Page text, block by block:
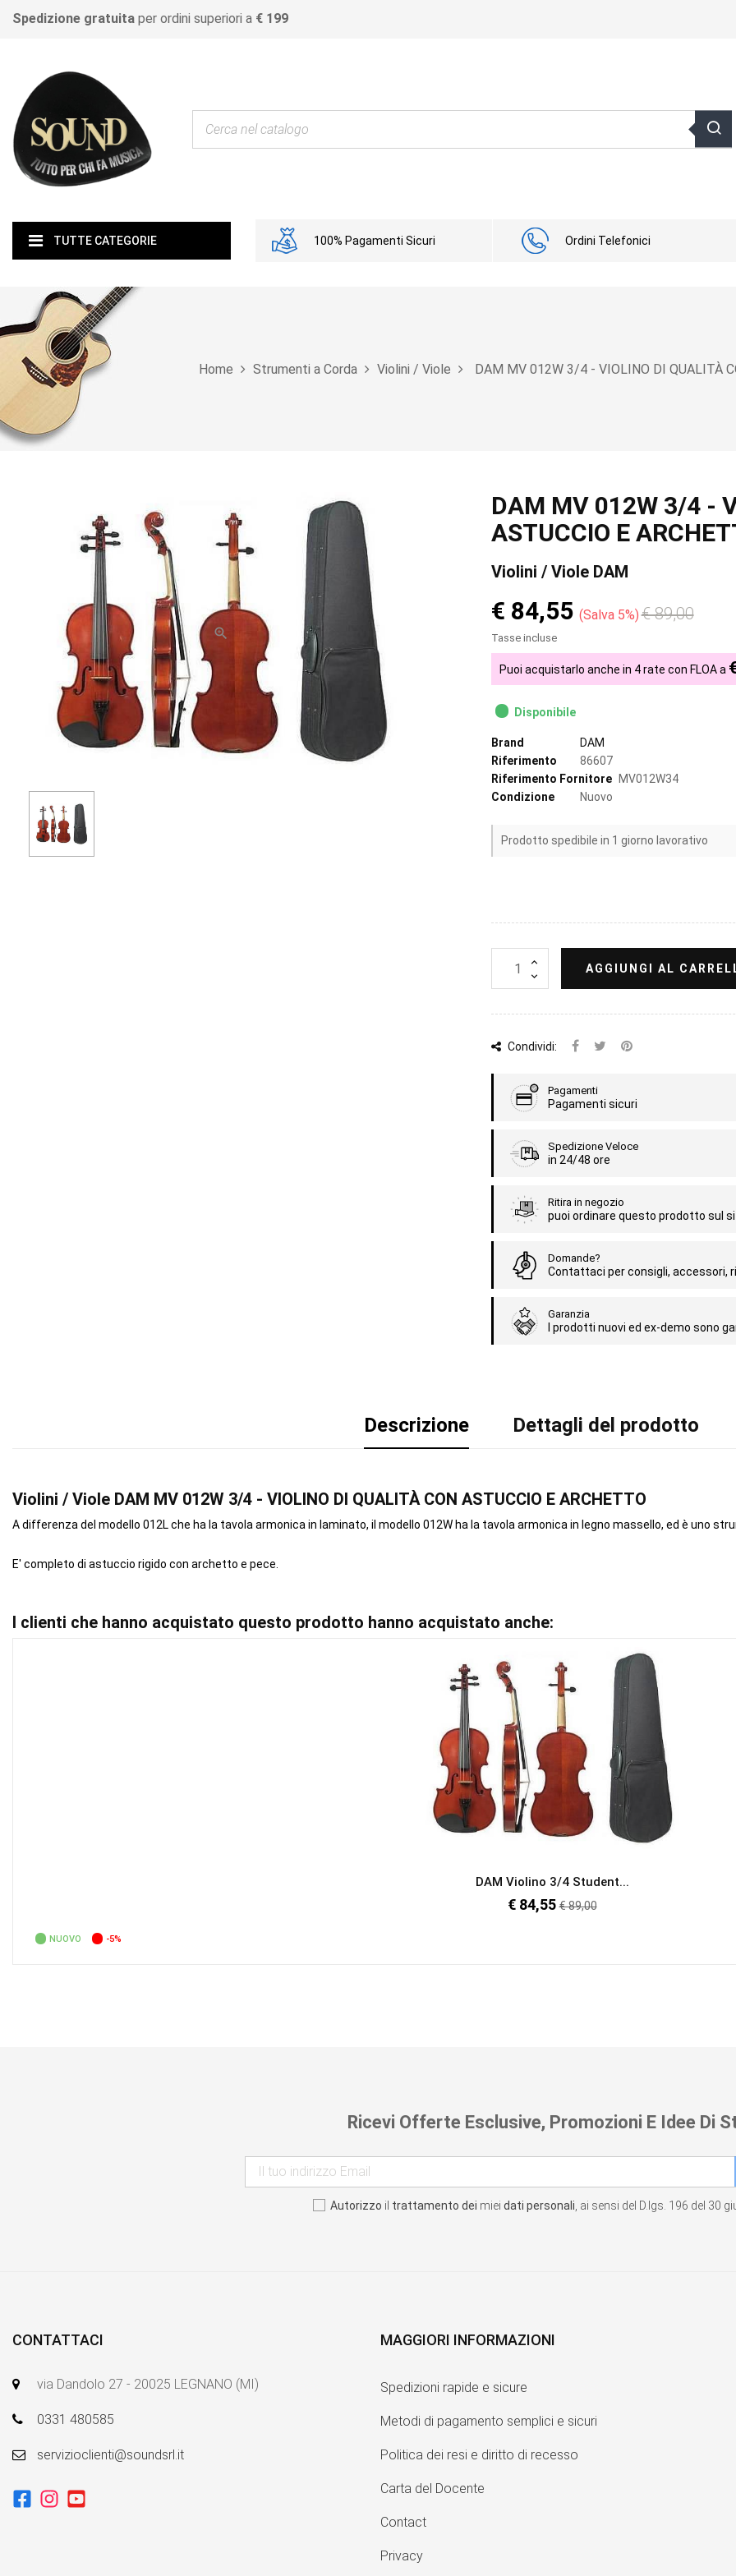
Spedizione gratuita per ordini superiori a € 199
TUTTE CATEGORIE 100% Pagamenti Sicuri Ordini Telefonici
Home Strumenti a Corda Violini / Viole DAM MV 012W 3/4 - VIOLINO DI QUALITÀ

DAM MV 012W 3/4 -
ASTUCCIO E
Violini / Viole DAM
€ 84,55 Salva 5% € 89,00
Tasse incluse
Puoi acquistarlo anche in 4 rate con FLOA a
Disponibile
Brand
DAM
Riferimento
86607
Riferimento Fornitore
MV012W34
Condizione
Nuovo
Prodotto spedibile in 1 giorno lavorativo
AGGIUNGI AL
Condividi:
Pagamenti
Pagamenti sicuri
Spedizione Veloce
in 24/48 ore
Ritira in negozio
puoi ordinare questo prodotto sul
Domande?
Contattaci per consigli, accessori,
Garanzia
I prodotti nuovi ed ex-demo sono
Descrizione Dettagli del prodotto
Violini / Viole DAM MV 012W 3/4 - VIOLINO DI QUALITÀ CON ASTUCCIO E ARCHETTO
A differenza del modello 012L che ha la tavola armonica in laminato, il modello 012W ha la tavola armonica in legno massello, ed è uno
E' completo di astuccio rigido con archetto e pece.
I clienti che hanno acquistato questo prodotto hanno acquistato anche:
DAM Violino 3/4 Student...
€ 84,55Prezzo
€ 89,00
NUOVO -5%
Ricevi Offerte Esclusive, Promozioni E Idee Di
Autorizzo il trattamento dei miei dati personali , ai sensi del D.lgs. 196 del 30
CONTATTACI
via Dandolo 27 - 20025 LEGNANO (MI)
0331 480585
servizioclienti@soundsrl.it
MAGGIORI INFORMAZIONI
Spedizioni rapide e sicure
Metodi di pagamento semplici e sicuri
Politica dei resi e diritto di recesso
Carta del Docente
Contact
Privacy